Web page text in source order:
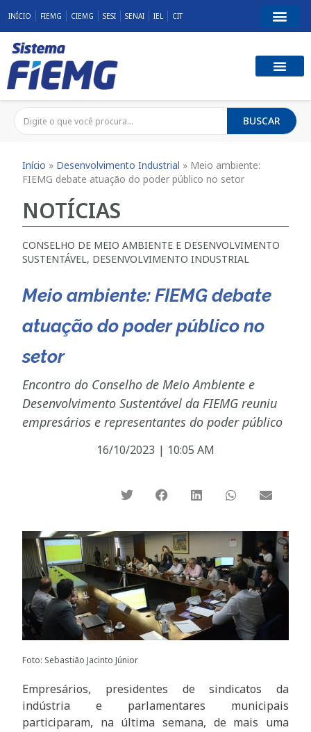
INÍCIO FIEMG CIEMG SESI SENAI IEL CIT
BUSCAR
Início » Desenvolvimento Industrial » Meio ambiente:
FIEMG debate atuação do poder público no setor
NOTÍCIAS
CONSELHO DE MEIO AMBIENTE E DESENVOLVIMENTO
SUSTENTÁVEL, DESENVOLVIMENTO INDUSTRIAL
Meio ambiente: FIEMG debate
atuação do poder público no
setor
Encontro do Conselho de Meio Ambiente e
Desenvolvimento Sustentável da FIEMG reuniu
empresários e representantes do poder público
16/10/2023 | 10:05 AM
Foto: Sebastião Jacinto Júnior
Empresários, presidentes de sindicatos da
indústria e parlamentares municipais
participaram, na última semana, de mais uma